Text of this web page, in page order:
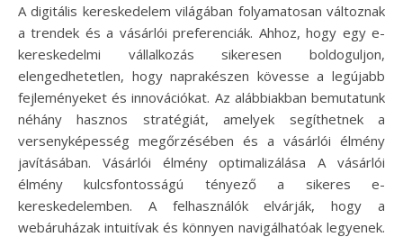
A digitális kereskedelem világában folyamatosan változnak
a trendek és a vásárlói preferenciák. Ahhoz, hogy egy e-
kereskedelmi vállalkozás sikeresen boldoguljon,
elengedhetetlen, hogy naprakészen kövesse a legújabb
fejleményeket és innovációkat. Az alábbiakban bemutatunk
néhány hasznos stratégiát, amelyek segíthetnek a
versenyképesség megőrzésében és a vásárlói élmény
javításában. Vásárlói élmény optimalizálása A vásárlói
élmény kulcsfontosságú tényező a sikeres e-
kereskedelemben. A felhasználók elvárják, hogy a
webáruházak intuitívak és könnyen navigálhatóak legyenek.